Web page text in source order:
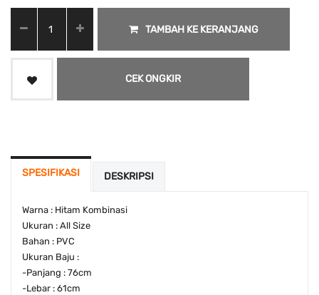
TAMBAH KE KERANJANG
CEK ONGKIR
SPESIFIKASI DESKRIPSI
Warna : Hitam Kombinasi
Ukuran : All Size
Bahan : PVC
Ukuran Baju :
-Panjang : 76cm
-Lebar : 61cm